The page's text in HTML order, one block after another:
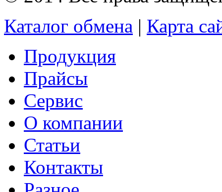
Каталог обмена | Карта
Продукция
Прайсы
Сервис
О компании
Статьи
Контакты